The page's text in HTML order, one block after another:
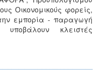
Οικονομικούς φορείς,
εμπορία - παραγωγή
κλειστές